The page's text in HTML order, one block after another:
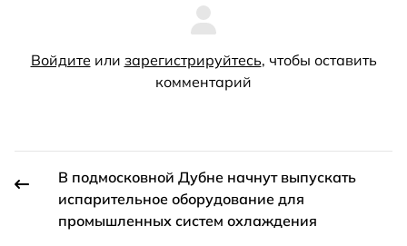
Войдите или зарегистрируйтесь, чтобы оставить
комментарий
В подмосковной Дубне начнут выпускать
испарительное оборудование для
промышленных систем охлаждения